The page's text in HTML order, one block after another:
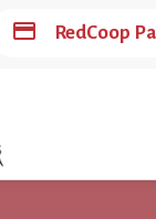
credit_card RedCoop